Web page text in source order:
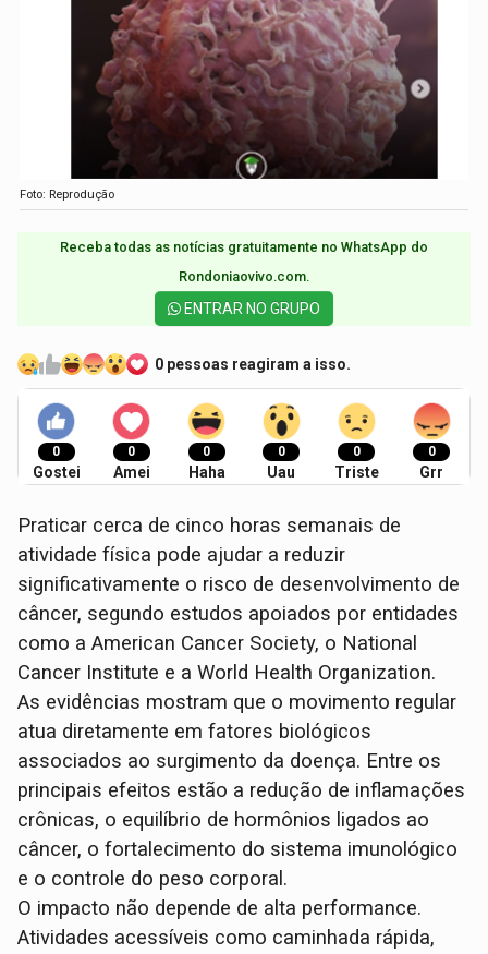
Foto: Reprodução
Receba todas as notícias gratuitamente no WhatsApp do
Rondoniaovivo.com.​
ENTRAR NO GRUPO
0 pessoas reagiram a isso.
0
Gostei
0
Amei
0
Haha
0
Uau
0
Triste
0
Grr
Praticar cerca de cinco horas semanais de
atividade física pode ajudar a reduzir
significativamente o risco de desenvolvimento de
câncer, segundo estudos apoiados por entidades
como a American Cancer Society, o National
Cancer Institute e a World Health Organization.
As evidências mostram que o movimento regular
atua diretamente em fatores biológicos
associados ao surgimento da doença. Entre os
principais efeitos estão a redução de inflamações
crônicas, o equilíbrio de hormônios ligados ao
câncer, o fortalecimento do sistema imunológico
e o controle do peso corporal.
O impacto não depende de alta performance.
Atividades acessíveis como caminhada rápida,